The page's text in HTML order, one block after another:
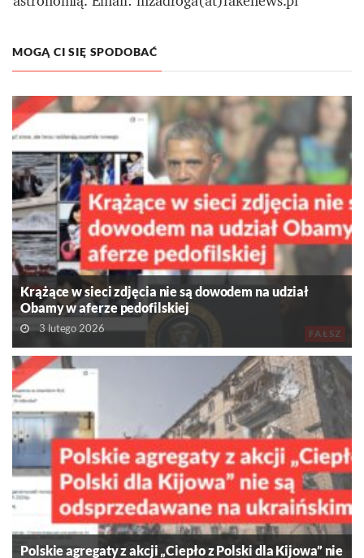
MOGĄ CI SIĘ SPODOBAĆ
FAŁSZ
Krążące w sieci zdjęcia nie są dowodem na udział
Obamy w aferze pedofilskiej
3 lutego 2026
Polskie agregaty z akcji „Ciepło z Polski dla Kijowa” nie